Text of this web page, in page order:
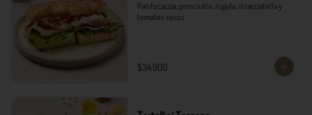
Pan focaccia, prosciutto, rúgula, stracciatella y
tomates secos
$34.900